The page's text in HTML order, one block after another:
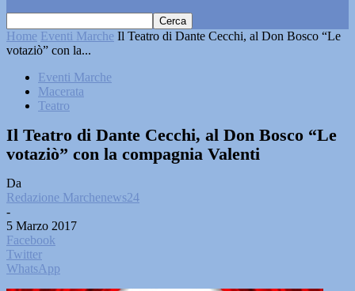
Home Eventi Marche Il Teatro di Dante Cecchi, al Don Bosco “Le
votaziò” con la...
Eventi Marche
Macerata
Teatro
Il Teatro di Dante Cecchi, al Don Bosco “Le
votaziò” con la compagnia Valenti
Da
Redazione Marchenews24
-
5 Marzo 2017
Facebook
Twitter
WhatsApp